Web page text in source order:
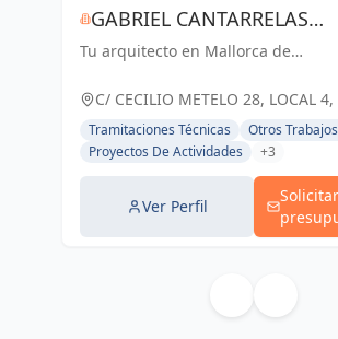
GABRIEL CANTARRELAS
REIG ARQUITECTURA
Tu arquitecto en Mallorca de
C/ CECILIO METELO 28, LOCAL
Tramitaciones Técnicas
Otros
Proyectos De Actividades
+3
Ver Perfil
Solicitar